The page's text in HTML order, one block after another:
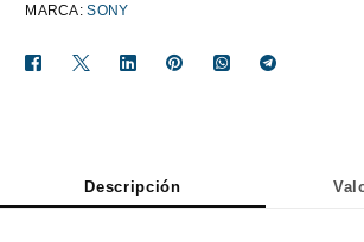
MARCA:SONY
Descripción